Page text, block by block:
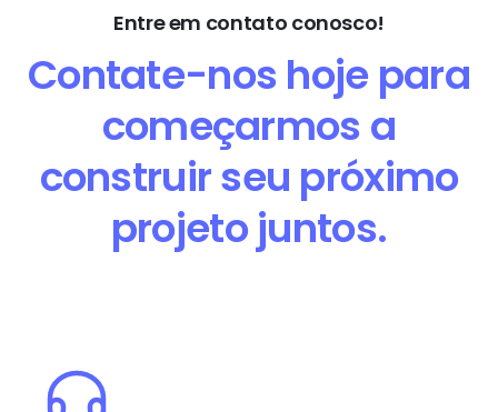
Entre em contato conosco!
Contate-nos hoje para
começarmos a
construir seu próximo
projeto juntos.